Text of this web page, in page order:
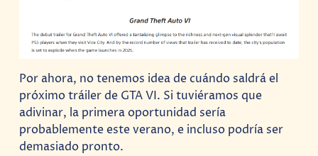
Por ahora, no tenemos idea de cuándo saldrá el
próximo tráiler de GTA VI. Si tuviéramos que
adivinar, la primera oportunidad sería
probablemente este verano, e incluso podría ser
demasiado pronto.